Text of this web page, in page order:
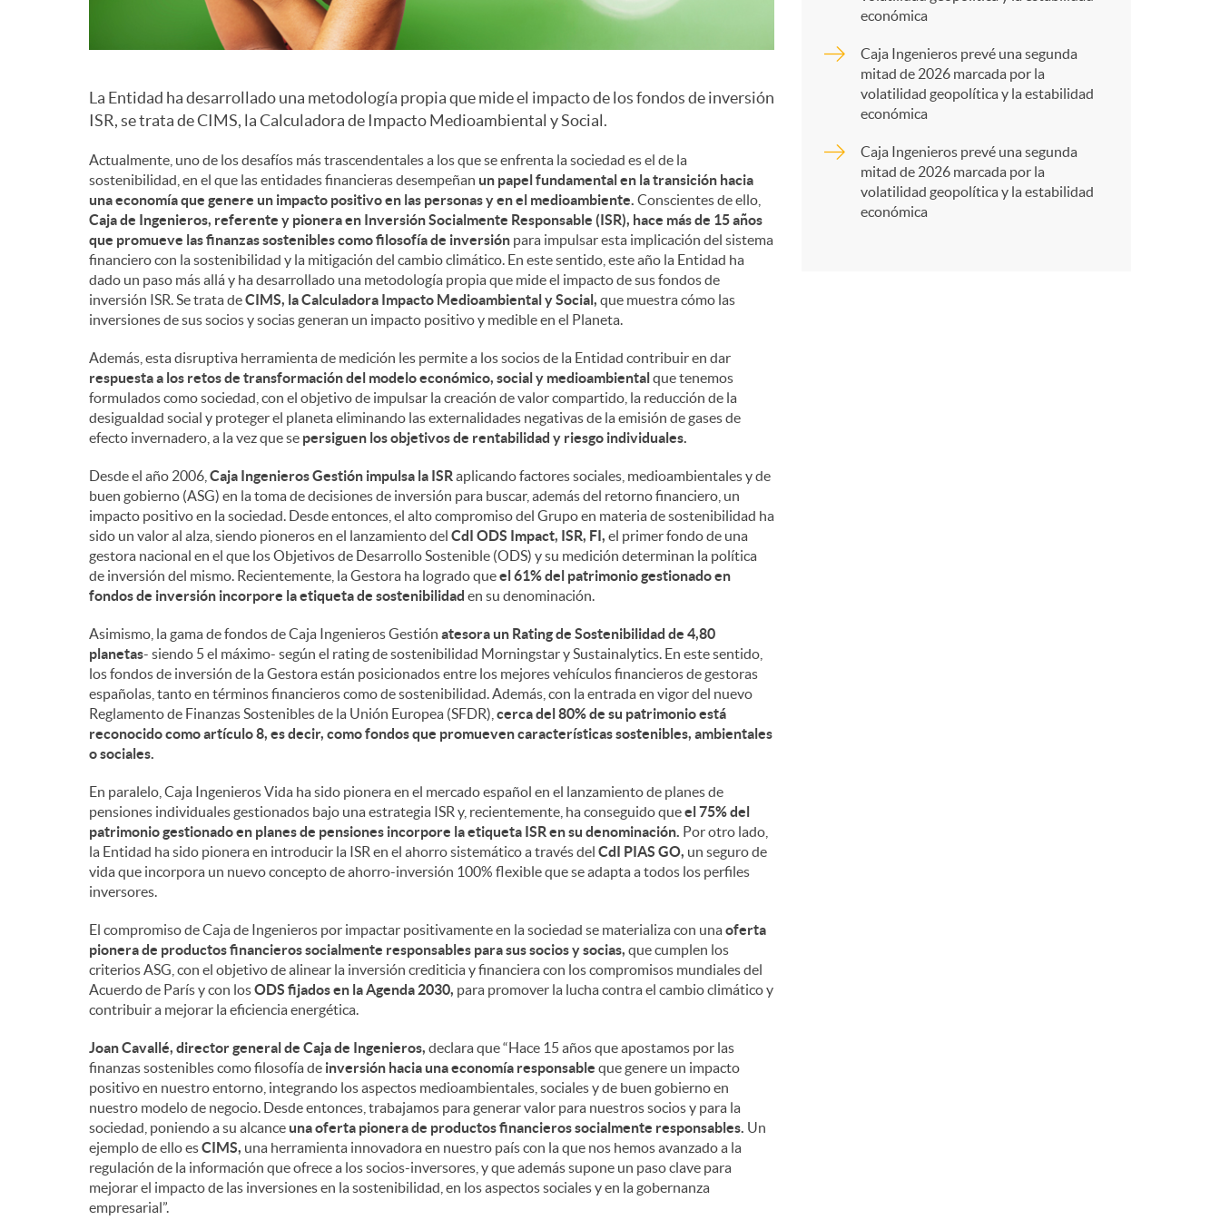
La Entidad ha desarrollado una metodología propia que mide el impacto de los fondos de inversión
ISR, se trata de CIMS, la Calculadora de Impacto Medioambiental y Social.
Actualmente, uno de los desafíos más trascendentales a los que se enfrenta la sociedad es el de la
sostenibilidad, en el que las entidades financieras desempeñan un papel fundamental en la transición hacia
una economía que genere un impacto positivo en las personas y en el medioambiente. Conscientes de ello,
Caja de Ingenieros, referente y pionera en Inversión Socialmente Responsable (ISR), hace más de 15 años
que promueve las finanzas sostenibles como filosofía de inversión para impulsar esta implicación del sistema
financiero con la sostenibilidad y la mitigación del cambio climático. En este sentido, este año la Entidad ha
dado un paso más allá y ha desarrollado una metodología propia que mide el impacto de sus fondos de
inversión ISR. Se trata deCIMS, la Calculadora Impacto Medioambiental y Social, que muestra cómo las
inversiones de sus socios y socias generan un impacto positivo y medible en el Planeta.
Además, esta disruptiva herramienta de medición les permite a los socios de la Entidad contribuir en dar
respuesta a los retos de transformación del modelo económico, social y medioambientalque tenemos
formulados como sociedad, con el objetivo de impulsar la creación de valor compartido, la reducción de la
desigualdad social y proteger el planeta eliminando las externalidades negativas de la emisión de gases de
efecto invernadero, a la vez que se persiguen los objetivos de rentabilidad y riesgo individuales.
Desde el año 2006, Caja Ingenieros Gestión impulsa la ISRaplicando factores sociales, medioambientales y de
buen gobierno (ASG) en la toma de decisiones de inversión para buscar, además del retorno financiero, un
impacto positivo en la sociedad. Desde entonces, el alto compromiso del Grupo en materia de sostenibilidad ha
sido un valor al alza, siendo pioneros en el lanzamiento del CdI ODS Impact, ISR, FI, el primer fondo de una
gestora nacional en el que los Objetivos de Desarrollo Sostenible (ODS) y su medición determinan la política
de inversión del mismo. Recientemente, la Gestora ha logrado queel 61% del patrimonio gestionado en
fondos de inversión incorpore la etiqueta de sostenibilidad en su denominación.
Asimismo, la gama de fondos de Caja Ingenieros Gestión atesora un Rating de Sostenibilidad de 4,80
planetas- siendo 5 el máximo- según el rating de sostenibilidad Morningstar y Sustainalytics. En este sentido,
los fondos de inversión de la Gestora están posicionados entre los mejores vehículos financieros de gestoras
españolas, tanto en términos financieros como de sostenibilidad. Además, con la entrada en vigor del nuevo
Reglamento de Finanzas Sostenibles de la Unión Europea (SFDR), cerca del 80% de su patrimonio está
reconocido como artículo 8, es decir, como fondos que promueven características sostenibles, ambientales
o sociales.
En paralelo, Caja Ingenieros Vida ha sido pionera en el mercado español en el lanzamiento de planes de
pensiones individuales gestionados bajo una estrategia ISR y, recientemente, ha conseguido queel 75% del
patrimonio gestionado en planes de pensiones incorpore la etiqueta ISR en su denominación. Por otro lado,
la Entidad ha sido pionera en introducir la ISR en el ahorro sistemático a través del CdI PIAS GO, un seguro de
vida que incorpora un nuevo concepto de ahorro-inversión 100% flexible que se adapta a todos los perfiles
inversores.
El compromiso de Caja de Ingenieros por impactar positivamente en la sociedad se materializa con unaoferta
pionera de productos financieros socialmente responsables para sus socios y socias, que cumplen los
criterios ASG, con el objetivo de alinear la inversión crediticia y financiera con los compromisos mundiales del
Acuerdo de París y con losODS fijados en la Agenda 2030, para promover la lucha contra el cambio climático y
contribuir a mejorar la eficiencia energética.
Joan Cavallé, director general de Caja de Ingenieros, declara que “Hace 15 años que apostamos por las
finanzas sostenibles como filosofía de inversión hacia una economía responsable que genere un impacto
positivo en nuestro entorno, integrando los aspectos medioambientales, sociales y de buen gobierno en
nuestro modelo de negocio. Desde entonces, trabajamos para generar valor para nuestros socios y para la
sociedad, poniendo a su alcance una oferta pionera de productos financieros socialmente responsables. Un
ejemplo de ello esCIMS, una herramienta innovadora en nuestro país con la que nos hemos avanzado a la
regulación de la información que ofrece a los socios-inversores, y que además supone un paso clave para
mejorar el impacto de las inversiones en la sostenibilidad, en los aspectos sociales y en la gobernanza
empresarial”.
económica
Caja Ingenieros prevé una segunda
mitad de 2026 marcada por la
volatilidad geopolítica y la estabilidad
económica
Caja Ingenieros prevé una segunda
mitad de 2026 marcada por la
volatilidad geopolítica y la estabilidad
económica